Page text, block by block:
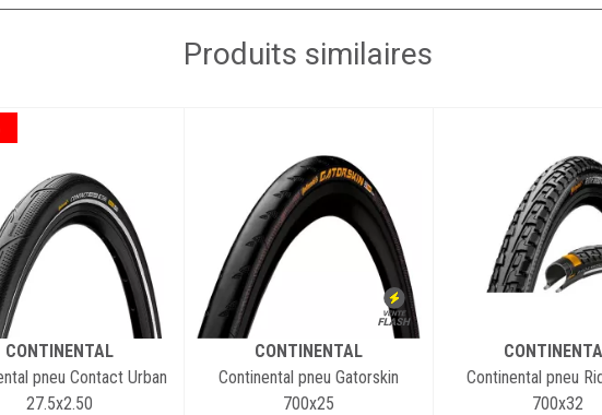
Produits similaires
CONTINENTAL
pneu Contact Urban
27.5x2.50
CONTINENTAL
Continental pneu Gatorskin
700x25
Continental pneu
700x32